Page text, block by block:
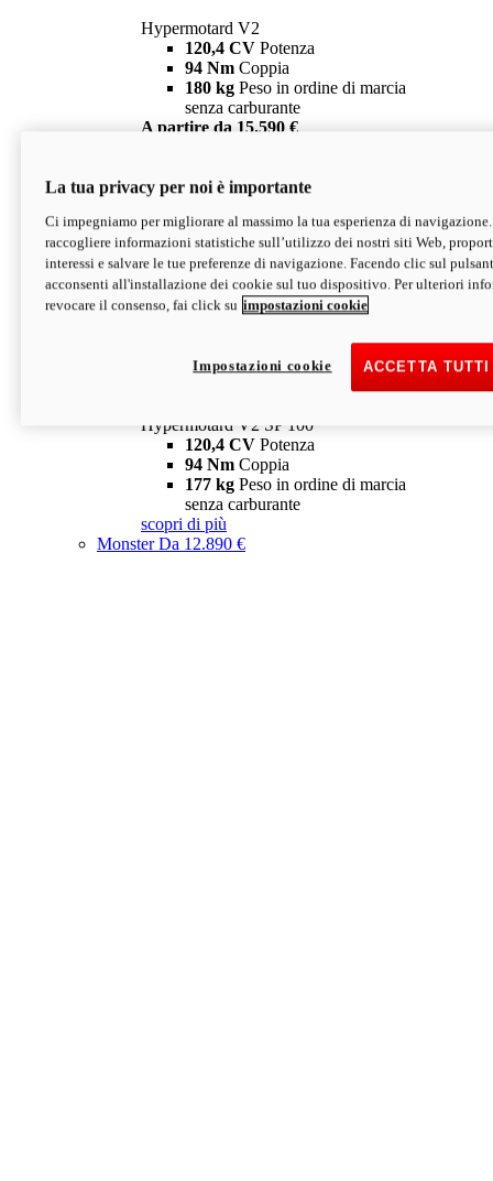
Hypermotard V2
120,4 CV Potenza
94 Nm Coppia
180 kg Peso in ordine di marcia
senza carburante
A partire da 15.590 €
V2 SP
Hypermotard V2 SP
120,4 CVPotenza
94 NmCoppia
177 kgPeso in ordine di marcia
senza carburante
Depotenziata 35 kW: 18.890 € i
configura scopri di più
Hypermotard V2 SP 100
120,4 CV Potenza
94 Nm Coppia
177 kg Peso in ordine di marcia
senza carburante
scopri di più
MonsterDa 12.890 €
La tua privacy per noi è importante
Ci impegniamo per migliorare al massimo la tua esperienza di
raccogliere informazioni statistiche sull’utilizzo dei nostri siti Web,
interessi e salvare le tue preferenze di navigazione. Facendo clic sul
acconsenti all'installazione dei cookie sul tuo dispositivo. Per ulteriori
revocare il consenso, fai click su impostazioni cookie
ACCETTA
Impostazioni cookie